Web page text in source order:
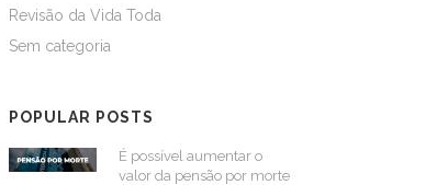
Revisão da Vida Toda
Sem categoria
POPULAR POSTS
É possível aumentar o
valor da pensão por morte